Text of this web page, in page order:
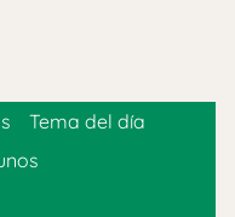
Tema del día